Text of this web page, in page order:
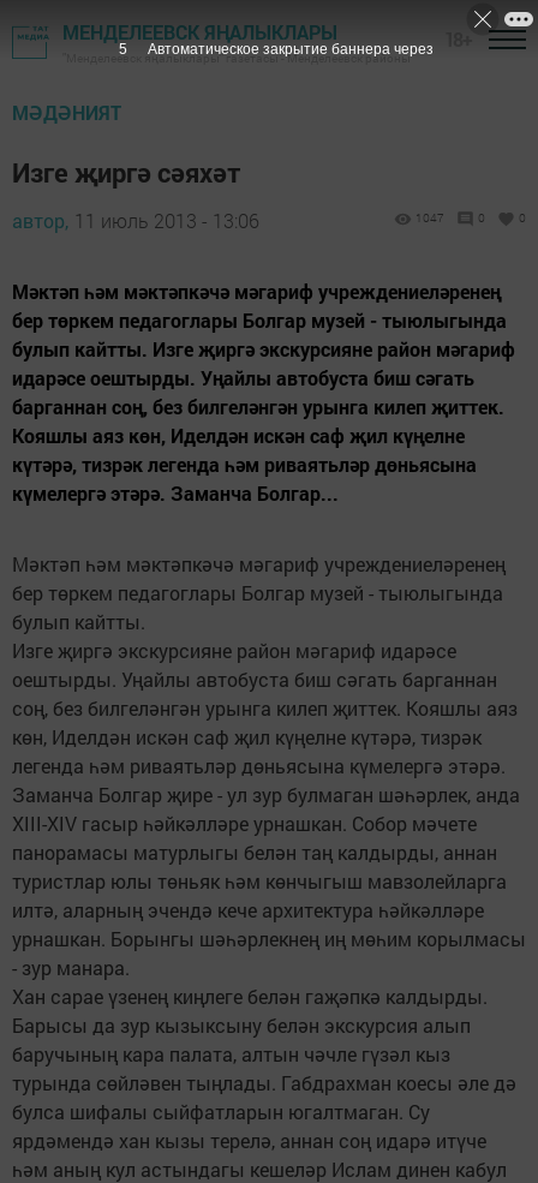
МЕНДЕЛЕЕВСК ЯҢАЛЫКЛАРЫ
"Менделеевск яңалыклары" газетасы - Менделеевск районы
МӘДӘНИЯТ
Изге җиргә сәяхәт
автор, 11 июль 2013 - 13:06 1047 0 0
Мәктәп һәм мәктәпкәчә мәгариф учреждениеләренең
бер төркем педагоглары Болгар музей - тыюлыгында
булып кайтты. Изге җиргә экскурсияне район мәгариф
идарәсе оештырды. Уңайлы автобуста биш сәгать
барганнан соң, без билгеләнгән урынга килеп җиттек.
Кояшлы аяз көн, Иделдән искән саф җил күңелне
күтәрә, тизрәк легенда һәм риваятьләр дөньясына
күмелергә этәрә. Заманча Болгар...
Мәктәп һәм мәктәпкәчә мәгариф учреждениеләренең
бер төркем педагоглары Болгар музей - тыюлыгында
булып кайтты.
Изге җиргә экскурсияне район мәгариф идарәсе
оештырды. Уңайлы автобуста биш сәгать барганнан
соң, без билгеләнгән урынга килеп җиттек. Кояшлы аяз
көн, Иделдән искән саф җил күңелне күтәрә, тизрәк
легенда һәм риваятьләр дөньясына күмелергә этәрә.
Заманча Болгар җире - ул зур булмаган шәһәрлек, анда
XIII-XIV гасыр һәйкәлләре урнашкан. Собор мәчете
панорамасы матурлыгы белән таң калдырды, аннан
туристлар юлы төньяк һәм көнчыгыш мавзолейларга
илтә, аларның эчендә кече архитектура һәйкәлләре
урнашкан. Борынгы шәһәрлекнең иң мөһим корылмасы
- зур манара.
Хан сарае үзенең киңлеге белән гаҗәпкә калдырды.
Барысы да зур кызыксыну белән экскурсия алып
баручының кара палата, алтын чәчле гүзәл кыз
турында сөйләвен тыңлады. Габдрахман коесы әле дә
булса шифалы сыйфатларын югалтмаган. Су
ярдәмендә хан кызы терелә, аннан соң идарә итүче
һәм аның кул астындагы кешеләр Ислам динен кабул
4 Автоматическое закрытие баннера через